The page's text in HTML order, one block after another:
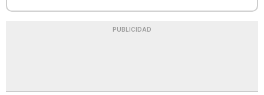
PUBLICIDAD